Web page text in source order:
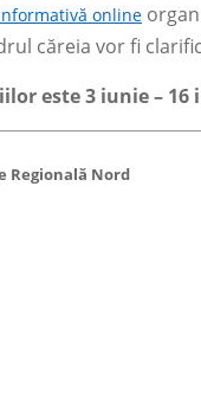
online
căreia vor fi
este 3 iunie – 16
Regională Nord